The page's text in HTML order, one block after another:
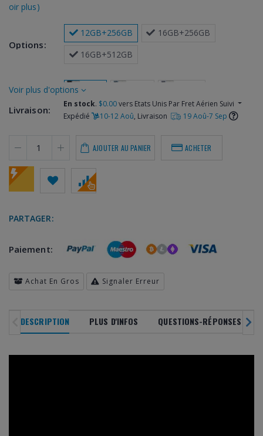
oir plus)
Options:
12GB+256GB
16GB+256GB
16GB+512GB
Noir
Blanc
plus d'options
Livraison:
En stock. $0.00vers Etats Unis Par Fret Aérien Suivi
Expédié
10-12 Aoû, Livraison 19 Aoû-7 Sep
AJOUTER AU PANIER ACHETER
PARTAGER:
Paiement:
Achat En Gros Signaler Erreur
DESCRIPTION PLUS D'INFOS QUESTIONS-RÉPONSES
NOUVEAUTÉS
DERNIERS ARRIVAGES DANS TOUS NOS